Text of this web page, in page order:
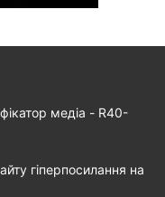
медіа - R40-
гіперпосилання на